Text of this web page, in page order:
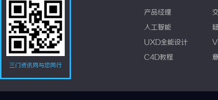
三门资讯网与您同行
产品经理
人工智能
UXD全能设计
C4D教程